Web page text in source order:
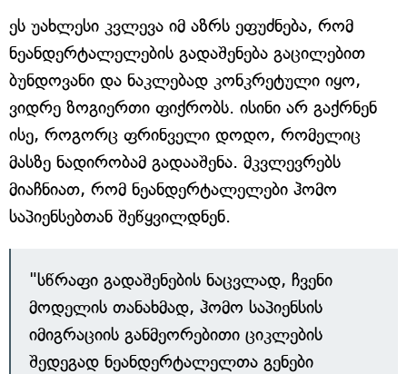
ეს უახლესი კვლევა იმ აზრს ეფუძნება, რომ
ნეანდერტალელების გადაშენება გაცილებით
ბუნდოვანი და ნაკლებად კონკრეტული იყო,
ვიდრე ზოგიერთი ფიქრობს. ისინი არ გაქრნენ
ისე, როგორც ფრინველი დოდო, რომელიც
მასზე ნადირობამ გადააშენა. მკვლევრებს
მიაჩნიათ, რომ ნეანდერტალელები ჰომო
საპიენსებთან შეწყვილდნენ.
"სწრაფი გადაშენების ნაცვლად, ჩვენი
მოდელის თანახმად, ჰომო საპიენსის
იმიგრაციის განმეორებითი ციკლების
შედეგად ნეანდერტალელთა გენები